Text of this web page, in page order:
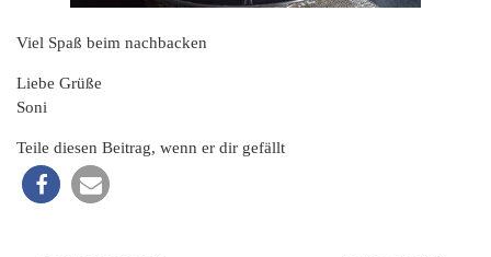
Viel Spaß beim nachbacken
Liebe Grüße
Soni
Teile diesen Beitrag, wenn er dir gefällt